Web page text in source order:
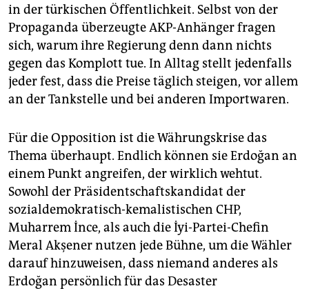
in der türkischen Öffentlichkeit. Selbst von der
Propaganda überzeugte AKP-Anhänger fragen
sich, warum ihre Regierung denn dann nichts
gegen das Komplott tue. In Alltag stellt jedenfalls
jeder fest, dass die Preise täglich steigen, vor allem
an der Tankstelle und bei anderen Importwaren.
Für die Opposition ist die Währungskrise das
Thema überhaupt. Endlich können sie Erdoğan an
einem Punkt angreifen, der wirklich wehtut.
Sowohl der Präsidentschaftskandidat der
sozialdemokratisch-kemalistischen CHP,
Muharrem İnce, als auch die İyi-Partei-Chefin
Meral Akşener nutzen jede Bühne, um die Wähler
darauf hinzuweisen, dass niemand anderes als
Erdoğan persönlich für das Desaster